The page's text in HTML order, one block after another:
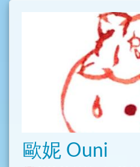
歐妮 Ouni